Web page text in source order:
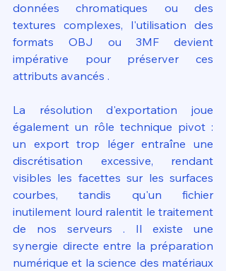
données chromatiques ou des
textures complexes, l'utilisation des
formats OBJ ou 3MF devient
impérative pour préserver ces
attributs avancés .
La résolution d'exportation joue
également un rôle technique pivot :
un export trop léger entraîne une
discrétisation excessive, rendant
visibles les facettes sur les surfaces
courbes, tandis qu'un fichier
inutilement lourd ralentit le traitement
de nos serveurs . Il existe une
synergie directe entre la préparation
numérique et la science des matériaux